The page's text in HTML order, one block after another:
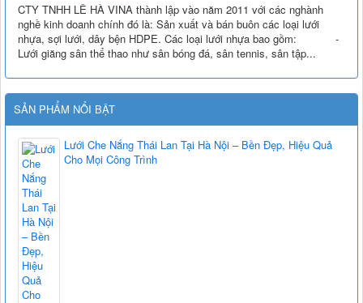
CTY TNHH LÊ HÀ VINA thành lập vào năm 2011 với các nghành
nghề kinh doanh chính đó là: Sản xuất và bán buôn các loại lưới
nhựa, sợi lưới, dây bện HDPE. Các loại lưới nhựa bao gồm: -
Lưới giăng sân thể thao như sân bóng đá, sân tennis, sân tập...
SẢN PHẨM NỔI BẬT
Lưới Che Nắng Thái Lan Tại Hà Nội – Bền Đẹp, Hiệu Quả
Cho Mọi Công Trình